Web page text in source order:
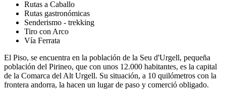
Rutas a Caballo
Rutas gastronómicas
Senderismo - trekking
Tiro con Arco
Vía Ferrata
El Piso, se encuentra en la población de la Seu d'Urgell, pequeña
población del Pirineo, que con unos 12.000 habitantes, es la capital
de la Comarca del Alt Urgell. Su situación, a 10 quilómetros con la
frontera andorra, la hacen un lugar de paso y comerció obligado.